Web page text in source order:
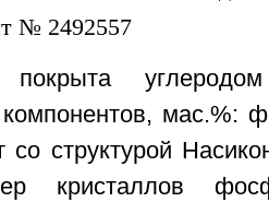
мас.%:
структурой
кристаллов